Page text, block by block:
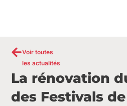
Voir toutes
les actualités
La rénovation
des Festivals